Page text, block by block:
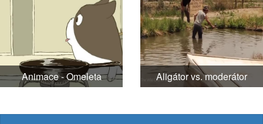
Animace - Omeleta Aligátor vs. moderátor